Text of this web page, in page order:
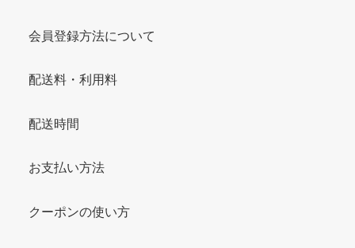
会員登録方法について
配送料・利用料
配送時間
お支払い方法
クーポンの使い方